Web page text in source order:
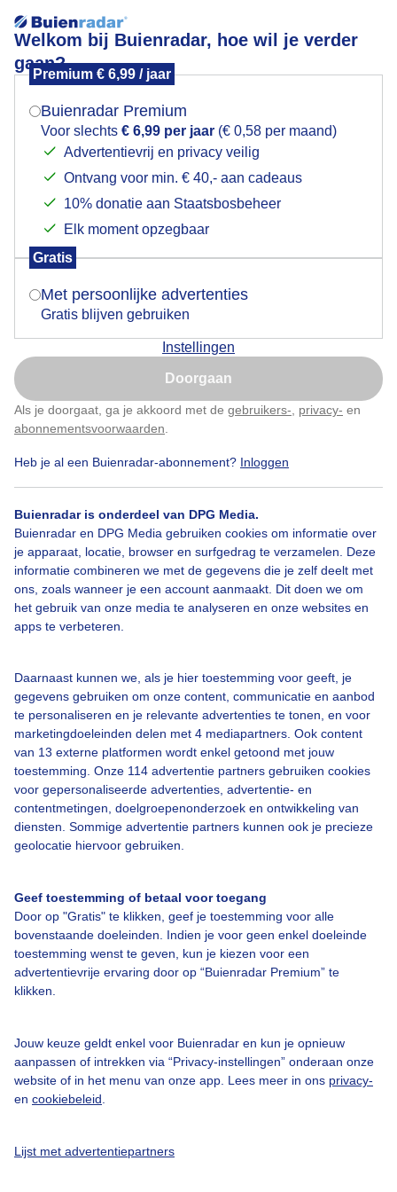
Welkom bij Buienradar, hoe wil je verder
gaan?
Premium € 6,99 / jaar
Buienradar Premium
Voor slechts € 6,99 per jaar (€ 0,58 per maand)
Advertentievrij en privacy veilig
Ontvang voor min. € 40,- aan cadeaus
10% donatie aan Staatsbosbeheer
Elk moment opzegbaar
Gratis
Met persoonlijke advertenties
Gratis blijven gebruiken
Instellingen
Doorgaan
Als je doorgaat, ga je akkoord met de gebruikers- privacy- en
abonnementsvoorwaarden
Heb je al een Buienradar-abonnement? Inloggen
Buienradar is onderdeel van DPG Media.
Buienradar en DPG Media gebruiken cookies om informatie over
je apparaat, locatie, browser en surfgedrag te verzamelen. Deze
informatie combineren we met de gegevens die je zelf deelt met
ons, zoals wanneer je een account aanmaakt. Dit doen we om
het gebruik van onze media te analyseren en onze websites en
apps te verbeteren.
Daarnaast kunnen we, als je hier toestemming voor geeft, je
gegevens gebruiken om onze content, communicatie en aanbod
te personaliseren en je relevante advertenties te tonen, en voor
marketingdoeleinden delen met 4 mediapartners. Ook content
van 13 externe platformen wordt enkel getoond met jouw
toestemming. Onze 114 advertentie partners gebruiken cookies
voor gepersonaliseerde advertenties, advertentie- en
contentmetingen, doelgroepenonderzoek en ontwikkeling van
diensten. Sommige advertentie partners kunnen ook je precieze
geolocatie hiervoor gebruiken.
Geef toestemming of betaal voor toegang
Door op "Gratis" te klikken, geef je toestemming voor alle
bovenstaande doeleinden. Indien je voor geen enkel doeleinde
toestemming wenst te geven, kun je kiezen voor een
advertentievrije ervaring door op “Buienradar Premium” te
klikken.
Jouw keuze geldt enkel voor Buienradar en kun je opnieuw
aanpassen of intrekken via “Privacy-instellingen” onderaan onze
website of in het menu van onze app. Lees meer in ons privacy-
en cookiebeleid
Lijst met advertentiepartners
Wandelpad tussen de zonnebloemen. Zonnig.
Zonnige herfstdag.
Door: Roos Vaessen Gemaakt: 30-10-2025, 35x bekeken
Zonnebloemen Herfst Zon
Bekijk slideshow
Een moment geduld aub...
Over Buienradar
Bedrijfsgegevens
Veelgestelde vragen
Contact
Toegankelijkheid
Adverteren
Buienradar Team
Mogen we je locatie gebruiken voor het
Indien je hier nog geen akkoord op hebt gegeven,
verschijnt er zo een pop-up uit je browser waarin
Is goed, toon de popup
Nu niet, misschien later
Klik hierom dit aan te passen